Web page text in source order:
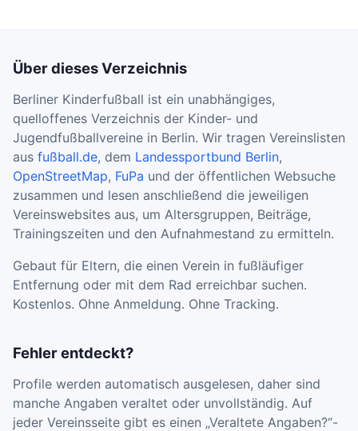
Über dieses Verzeichnis
Berliner Kinderfußball ist ein unabhängiges,
quelloffenes Verzeichnis der Kinder- und
Jugendfußballvereine in Berlin. Wir tragen Vereinslisten
aus fußball.de, dem Landessportbund Berlin,
OpenStreetMap, FuPa und der öffentlichen Websuche
zusammen und lesen anschließend die jeweiligen
Vereinswebsites aus, um Altersgruppen, Beiträge,
Trainingszeiten und den Aufnahmestand zu ermitteln.
Gebaut für Eltern, die einen Verein in fußläufiger
Entfernung oder mit dem Rad erreichbar suchen.
Kostenlos. Ohne Anmeldung. Ohne Tracking.
Fehler entdeckt?
Profile werden automatisch ausgelesen, daher sind
manche Angaben veraltet oder unvollständig. Auf
jeder Vereinsseite gibt es einen „Veraltete Angaben?“-